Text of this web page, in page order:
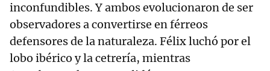
inconfundibles. Y ambos evolucionaron de ser
observadores a convertirse en férreos
defensores de la naturaleza. Félix luchó por el
lobo ibérico y la cetrería, mientras